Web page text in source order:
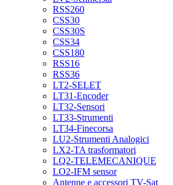
RSS260
CSS30
CSS30S
CSS34
CSS180
RSS16
RSS36
LT2-SELET
LT31-Encoder
LT32-Sensori
LT33-Strumenti
LT34-Finecorsa
LU2-Strumenti Analogici
LX2-TA trasformatori
LQ2-TELEMECANIQUE
LO2-IFM sensor
Antenne e accessori TV-Sat